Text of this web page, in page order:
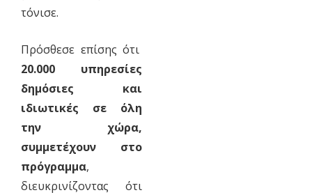
τόνισε.
Πρόσθεσε επίσης ότι
20.000 υπηρεσίες
δημόσιες και
ιδιωτικές σε όλη
την χώρα,
συμμετέχουν στο
πρόγραμμα,
διευκρινίζοντας ότι